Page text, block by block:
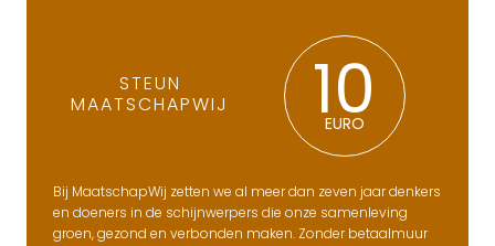
STEUN
MAATSCHAPWIJ
10
EURO
Bij MaatschapWij zetten we al meer dan zeven jaar denkers
en doeners in de schijnwerpers die onze samenleving
groen, gezond en verbonden maken. Zonder betaalmuur